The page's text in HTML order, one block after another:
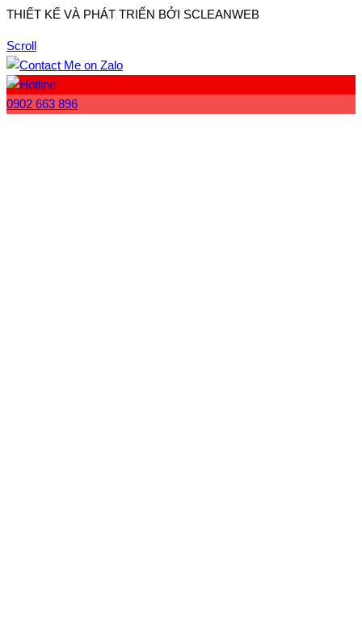
THIẾT KẾ VÀ PHÁT TRIỂN BỞI SCLEANWEB
Scroll
0902 663 896